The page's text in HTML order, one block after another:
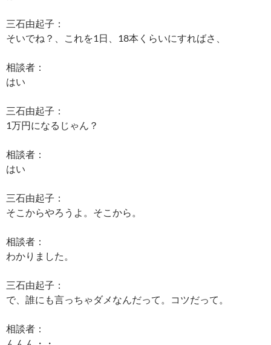
三石由起子：
そいでね？、これを1日、18本くらいにすればさ、
相談者：
はい
三石由起子：
1万円になるじゃん？
相談者：
はい
三石由起子：
そこからやろうよ。そこから。
相談者：
わかりました。
三石由起子：
で、誰にも言っちゃダメなんだって。コツだって。
相談者：